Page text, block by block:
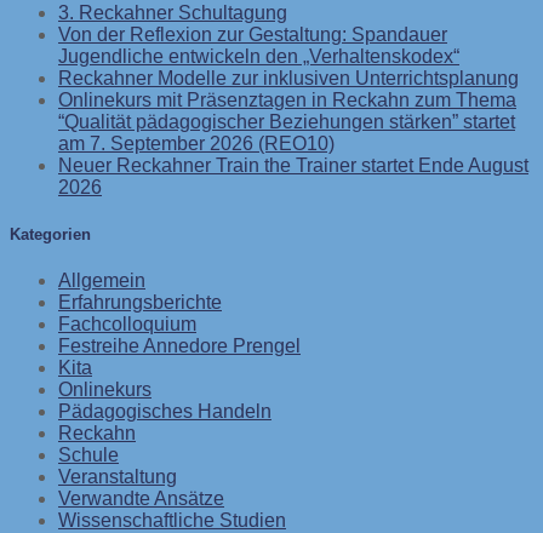
3. Reckahner Schultagung
Von der Reflexion zur Gestaltung: Spandauer
Jugendliche entwickeln den „Verhaltenskodex“
Reckahner Modelle zur inklusiven Unterrichtsplanung
Onlinekurs mit Präsenztagen in Reckahn zum Thema
“Qualität pädagogischer Beziehungen stärken” startet
am 7. September 2026 (REO10)
Neuer Reckahner Train the Trainer startet Ende August
2026
Kategorien
Allgemein
Erfahrungsberichte
Fachcolloquium
Festreihe Annedore Prengel
Kita
Onlinekurs
Pädagogisches Handeln
Reckahn
Schule
Veranstaltung
Verwandte Ansätze
Wissenschaftliche Studien